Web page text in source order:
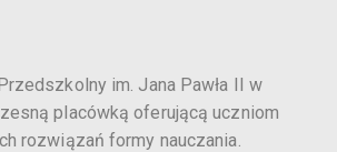
im. Jana Pawła II w
placówką oferującą uczniom
rozwiązań formy nauczania.